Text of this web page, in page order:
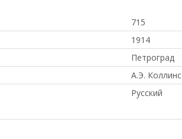
715
1914
Петроград
А.Э. Коллинс
Русский